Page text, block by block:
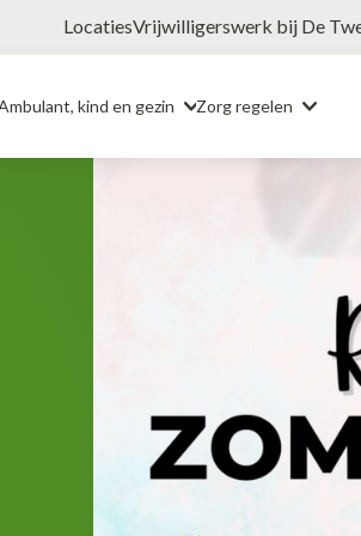
LocatiesVrijwilligerswerk bij De
kind en gezin Zorg regelen